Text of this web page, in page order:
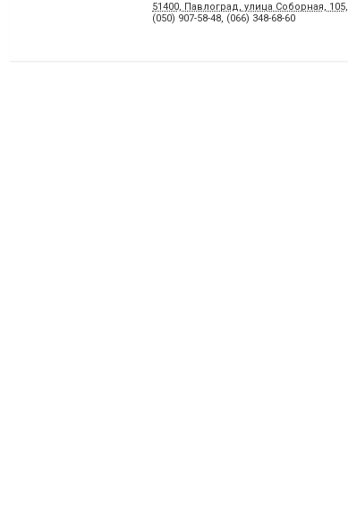
51400, Павлоград, улица Соборная,
(050) 907-58-48, (066) 348-68-60